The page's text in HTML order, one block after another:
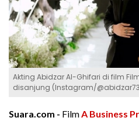
Akting Abidzar Al-Ghifari di film
disanjung (Instagram/
Suara.com - FilmA Business